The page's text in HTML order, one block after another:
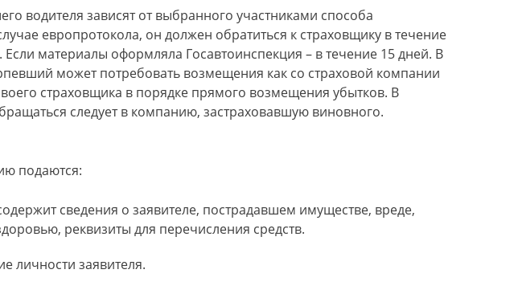
водителя зависят от выбранного участниками способа
европротокола, он должен обратиться к страховщику в течение
Если материалы оформляла Госавтоинспекция – в течение 15 дней. В
может потребовать возмещения как со страховой компании
страховщика в порядке прямого возмещения убытков. В
следует в компанию, застраховавшую виновного.
подаются:
сведения о заявителе, пострадавшем имуществе, вреде,
реквизиты для перечисления средств.
личности заявителя.